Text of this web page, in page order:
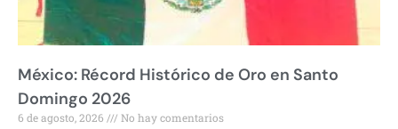
México: Récord Histórico de Oro en Santo
Domingo 2026
6 de agosto, 2026 No hay comentarios